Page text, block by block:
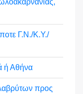
Γ.Ν./Κ.Υ./
ή Αθήνα
προς